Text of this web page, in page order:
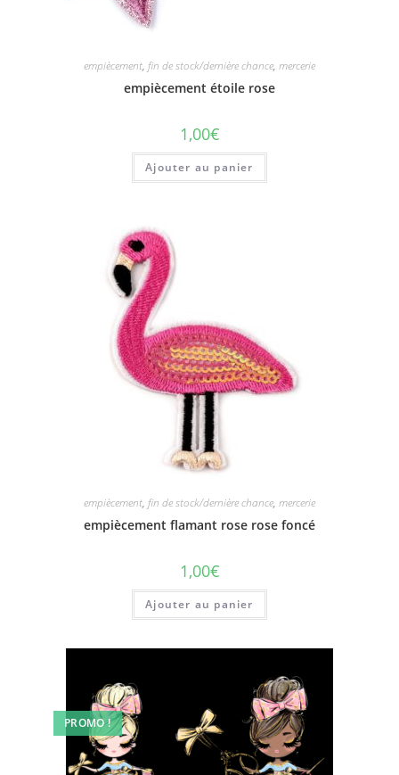
empiècement, fin de stock/dernière chance, mercerie
empiècement étoile rose
1,00€
Ajouter au panier
empiècement, fin de stock/dernière chance, mercerie
empiècement flamant rose rose foncé
1,00€
Ajouter au panier
PROMO !